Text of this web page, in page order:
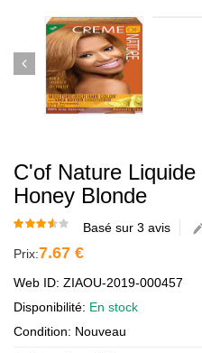
C'of Nature
Honey Blonde
Basé sur 3 avis
Prix:7.67 €
Web ID: ZIAOU-2019-000457
Disponibilité: En stock
Condition: Nouveau